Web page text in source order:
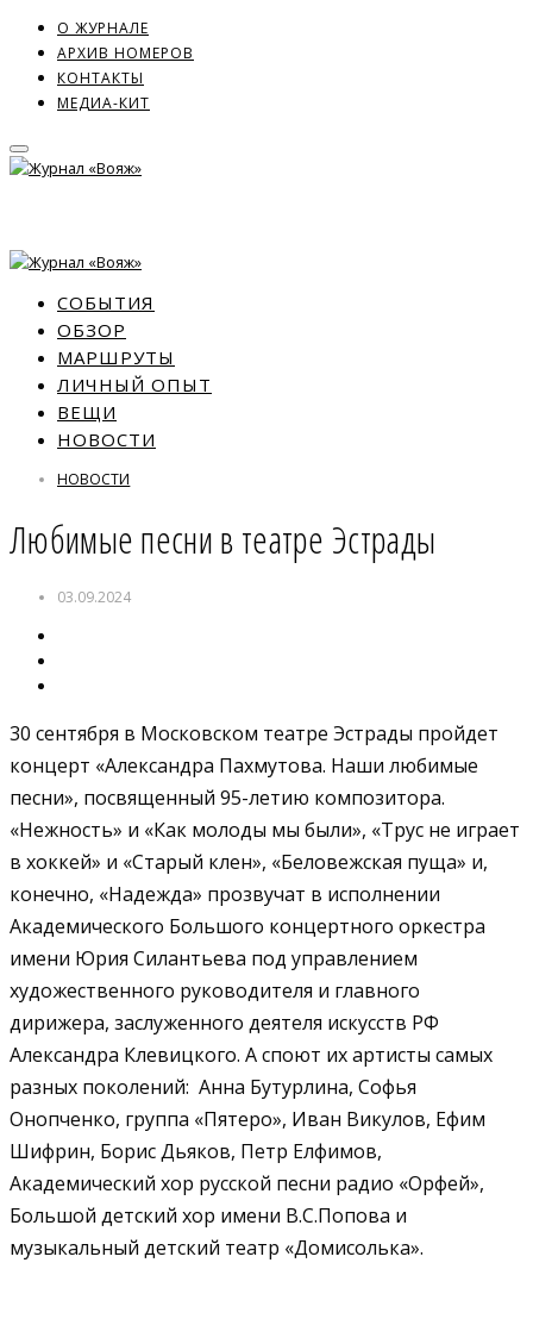
О ЖУРНАЛЕ
АРХИВ НОМЕРОВ
КОНТАКТЫ
МЕДИА-КИТ
СОБЫТИЯ
ОБЗОР
МАРШРУТЫ
ЛИЧНЫЙ ОПЫТ
ВЕЩИ
НОВОСТИ
НОВОСТИ
Любимые песни в театре Эстрады
03.09.2024
30 сентября в Московском театре Эстрады пройдет
концерт «Александра Пахмутова. Наши любимые
песни», посвященный 95-летию композитора.
«Нежность» и «Как молоды мы были», «Трус не играет
в хоккей» и «Старый клен», «Беловежская пуща» и,
конечно, «Надежда» прозвучат в исполнении
Академического Большого концертного оркестра
имени Юрия Силантьева под управлением
художественного руководителя и главного
дирижера, заслуженного деятеля искусств РФ
Александра Клевицкого. А споют их артисты самых
разных поколений: Анна Бутурлина, Софья
Онопченко, группа «Пятеро», Иван Викулов, Ефим
Шифрин, Борис Дьяков, Петр Елфимов,
Академический хор русской песни радио «Орфей»,
Большой детский хор имени В.С.Попова и
музыкальный детский театр «Домисолька».